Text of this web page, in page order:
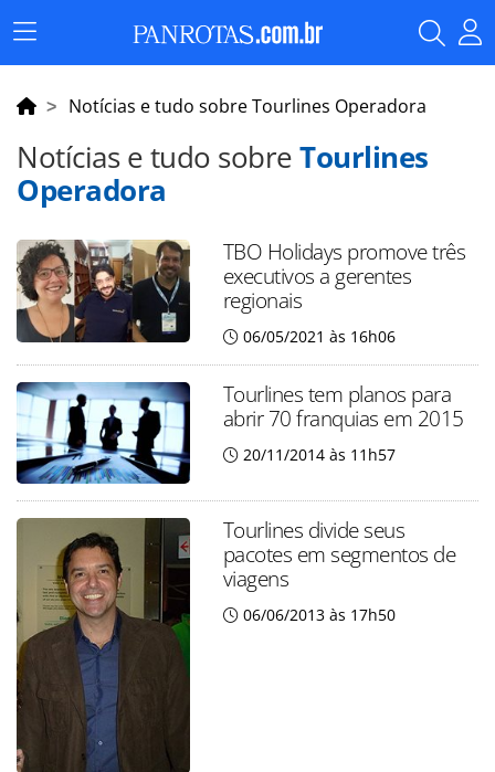
Menu
Principal
Notícias e tudo sobre Tourlines Operadora
Notícias e tudo sobreTourlines
Operadora
TBO Holidays promove três
executivos a gerentes
regionais
06/05/2021 às 16h06
Tourlines tem planos para
abrir 70 franquias em 2015
20/11/2014 às 11h57
Tourlines divide seus
pacotes em segmentos de
viagens
06/06/2013 às 17h50